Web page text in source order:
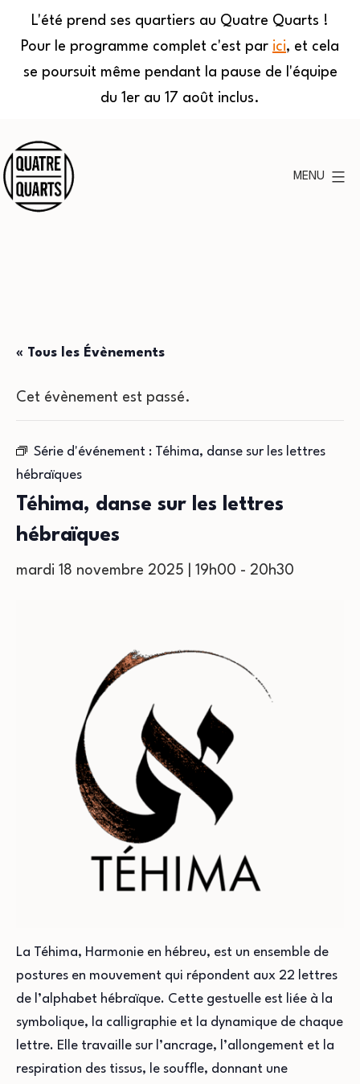
L'été prend ses quartiers au Quatre Quarts !
Pour le programme complet c'est par ici, et cela
se poursuit même pendant la pause de l'équipe
du 1er au 17 août inclus.
au
contenu
MENU
« Tous les Évènements
Cet évènement est passé.
Série d'événement : Téhima, danse sur les lettres
hébraïques
Téhima, danse sur les lettres
hébraïques
mardi 18 novembre 2025 | 19h00 - 20h30
La Téhima, Harmonie en hébreu, est un ensemble de
postures en mouvement qui répondent aux 22 lettres
de l’alphabet hébraïque. Cette gestuelle est liée à la
symbolique, la calligraphie et la dynamique de chaque
lettre. Elle travaille sur l’ancrage, l’allongement et la
respiration des tissus, le souffle, donnant une